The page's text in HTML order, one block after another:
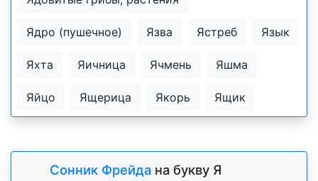
Ядро (пушечное) Язва Ястреб Язык
Яхта Яичница Ячмень Яшма
Яйцо Ящерица Якорь Ящик
Сонник Фрейдана букву Я